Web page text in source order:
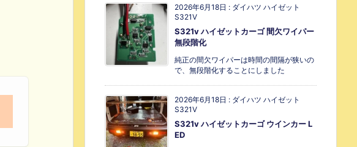
2026年6月18日 : ダイハツ ハイゼット
S321V
S321v ハイゼットカーゴ 間欠ワイパー
無段階化
純正の間欠ワイパーは時間の間隔が狭いの
で、無段階化することにしました
2026年6月18日 : ダイハツ ハイゼット
S321V
S321v ハイゼットカーゴ ウインカー L
ED